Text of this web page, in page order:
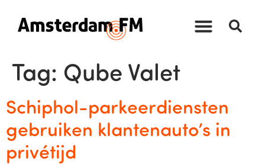
Tag: Qube Valet
Schiphol-parkeerdiensten
gebruiken klantenauto’s in
privétijd